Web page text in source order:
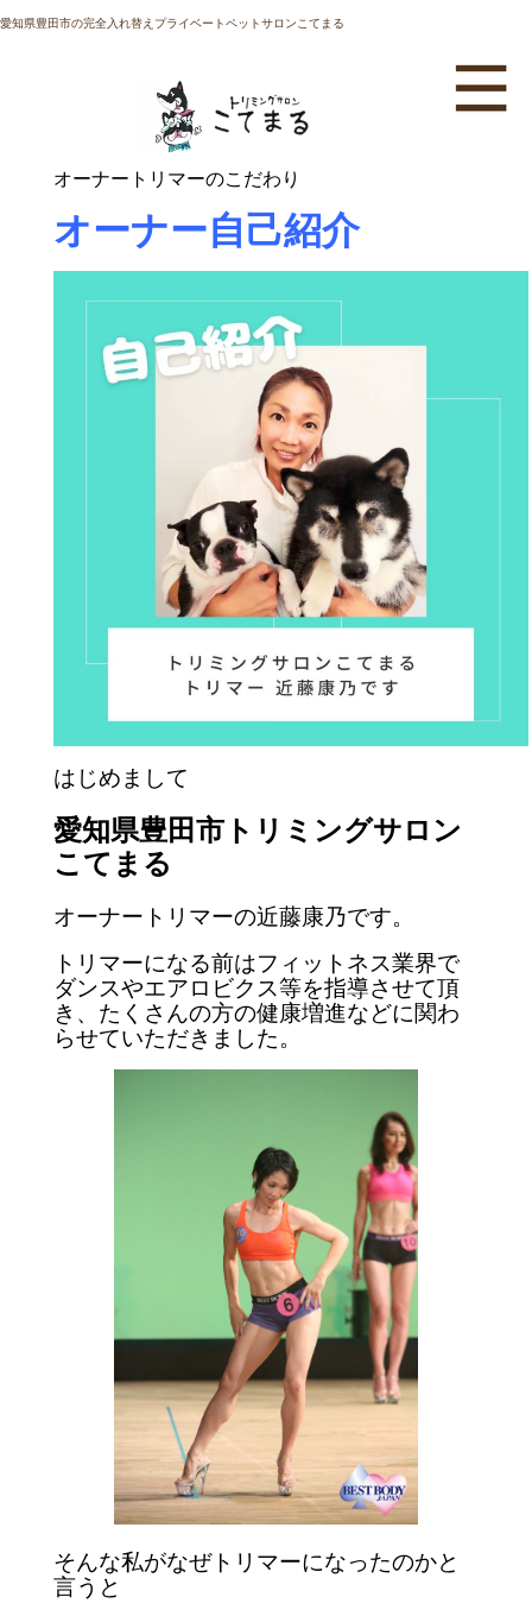
愛知県豊田市の完全入れ替えプライベートペットサロンこてまる
オーナートリマーのこだわり
オーナー自己紹介
はじめまして
愛知県豊田市トリミングサロン
こてまる
オーナートリマーの近藤康乃です。
トリマーになる前はフィットネス業界で
ダンスやエアロビクス等を指導させて頂
き、 たく さんの方の健康増進などに関わ
らせていただきました。
そんな私がなぜトリマーになったのかと
言うと